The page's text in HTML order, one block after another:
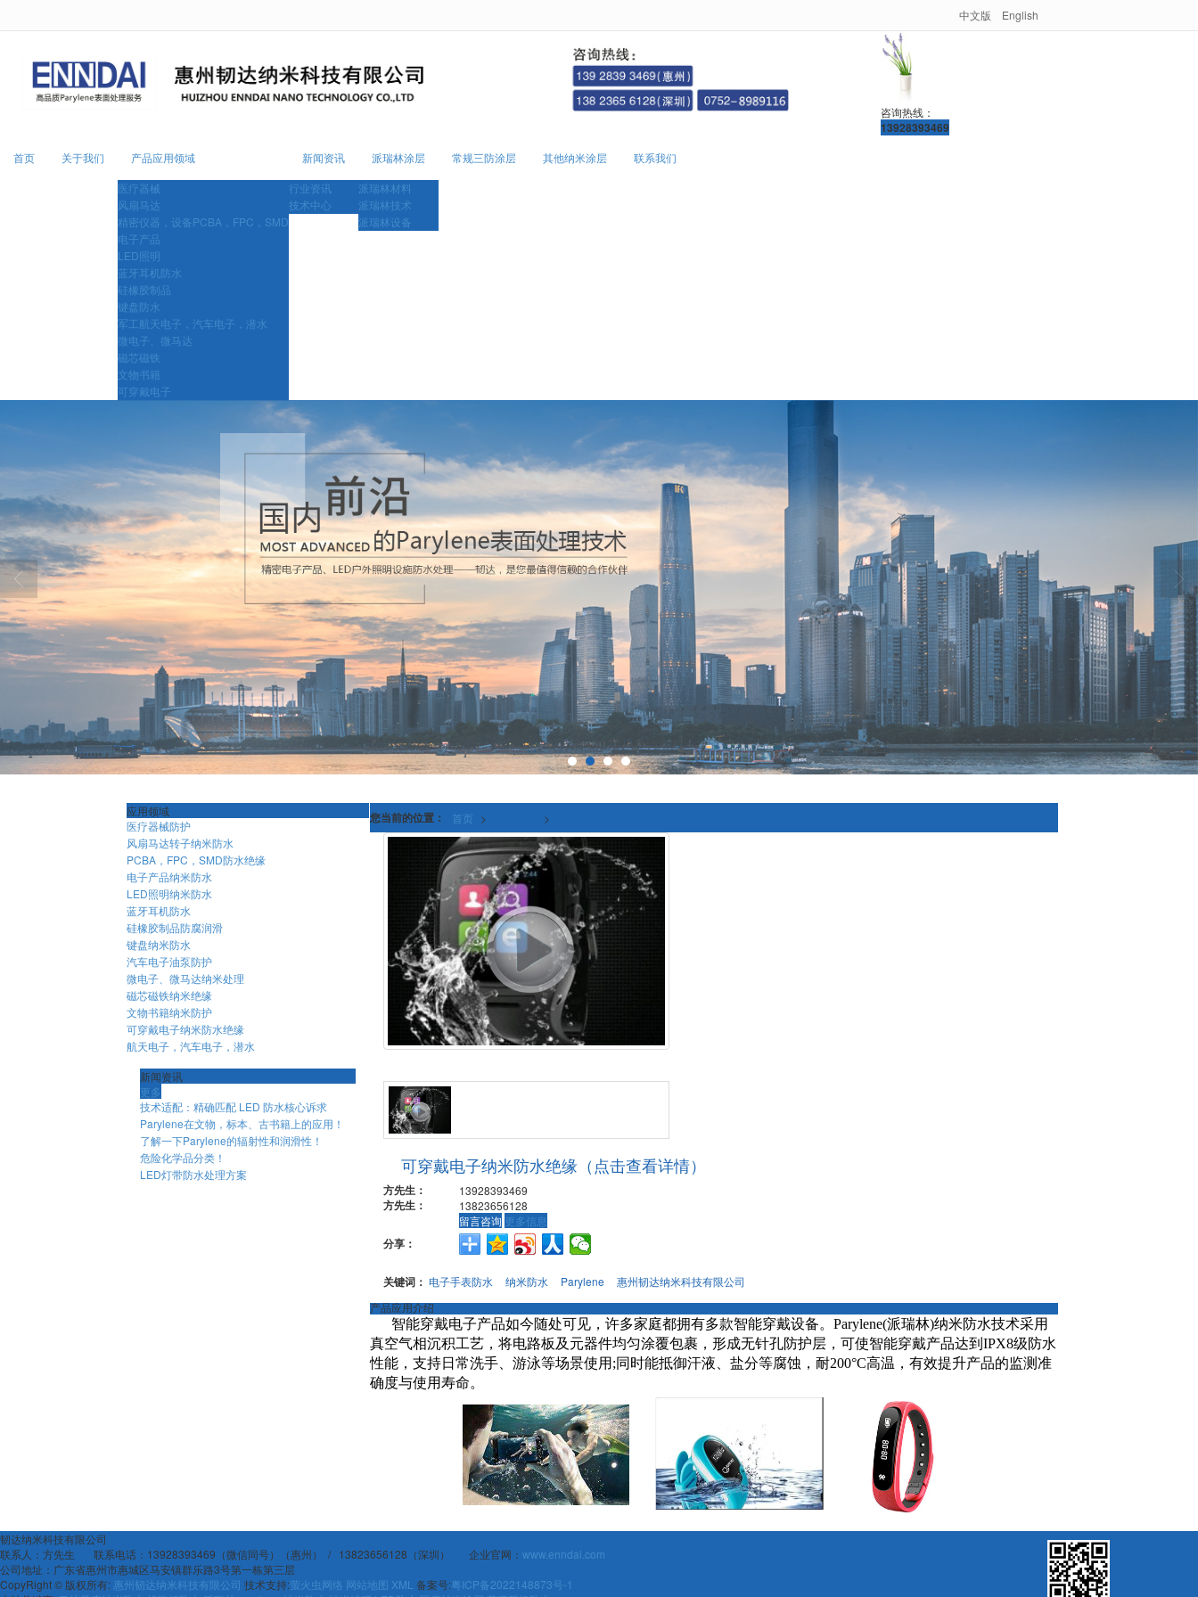
中文版 English
咨询热线：
13928393469
首页 关于我们
产品应用领域
医疗器械
风扇马达
精密仪器，设备PCBA，FPC，SMD
电子产品
LED照明
蓝牙耳机防水
硅橡胶制品
键盘防水
军工航天电子，汽车电子，潜水
微电子、微马达
磁芯磁铁
文物书籍
可穿戴电子
新闻资讯
行业资讯
技术中心
派瑞林涂层
派瑞林材料
派瑞林技术
派瑞林设备
常规三防涂层 其他纳米涂层 联系我们
您当前的位置： 首页 > >
可穿戴电子纳米防水绝缘（点击查看详情）
方先生： 13928393469
方先生：
13823656128
留言咨询 更多信息
分享：
关键词： 电子手表防水 纳米防水 Parylene 惠州韧达纳米科技有限公司
产品应用介绍
智能穿戴电子产品如今随处可见，许多家庭都拥有多款智能穿戴设备。Parylene(派瑞林)纳米防水技术采用
真空气相沉积工艺，将电路板及元器件均匀涂覆包裹，形成无针孔防护层，可使智能穿戴产品达到IPX8级防水
性能，支持日常洗手、游泳等场景使用;同时能抵御汗液、盐分等腐蚀，耐200°C高温，有效提升产品的监测准
确度与使用寿命。
应用领域
医疗器械防护
风扇马达转子纳米防水
PCBA，FPC，SMD防水绝缘
电子产品纳米防水
LED照明纳米防水
蓝牙耳机防水
硅橡胶制品防腐润滑
键盘纳米防水
汽车电子油泵防护
微电子、微马达纳米处理
磁芯磁铁纳米绝缘
文物书籍纳米防护
可穿戴电子纳米防水绝缘
航天电子，汽车电子，潜水
新闻资讯
更多
技术适配：精确匹配 LED 防水核心诉求
Parylene在文物，标本、古书籍上的应用！
了解一下Parylene的辐射性和润滑性！
危险化学品分类！
LED灯带防水处理方案
韧达纳米科技有限公司
联系人：方先生 联系电话：13928393469（微信同号）（惠州） / 13823656128（深圳） 企业官网： www.enndai.com
公司地址：广东省惠州市惠城区马安镇群乐路3号第一栋第三层
CopyRight © 版权所有: 惠州韧达纳米科技有限公司 技术支持:萤火虫网络 网站地图 XML 备案号:粤ICP备2022148873号-1